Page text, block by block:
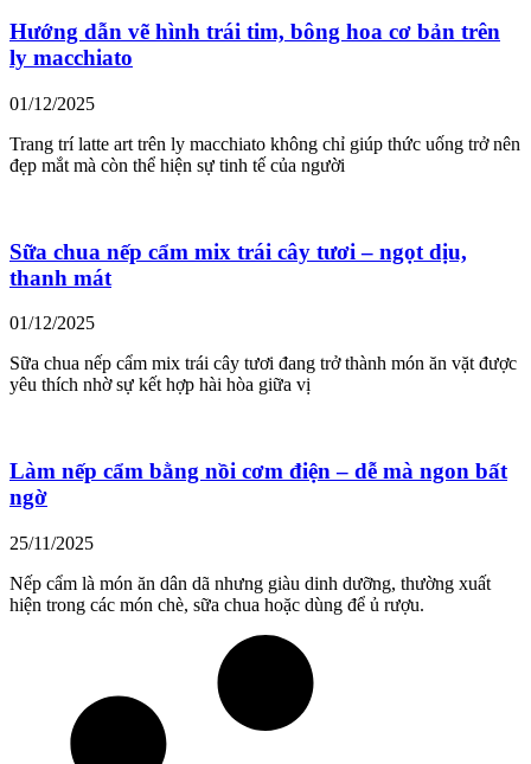
Hướng dẫn vẽ hình trái tim, bông hoa cơ bản trên
ly macchiato
01/12/2025
Trang trí latte art trên ly macchiato không chỉ giúp thức uống trở nên
đẹp mắt mà còn thể hiện sự tinh tế của người
Sữa chua nếp cẩm mix trái cây tươi – ngọt dịu,
thanh mát
01/12/2025
Sữa chua nếp cẩm mix trái cây tươi đang trở thành món ăn vặt được
yêu thích nhờ sự kết hợp hài hòa giữa vị
Làm nếp cẩm bằng nồi cơm điện – dễ mà ngon bất
ngờ
25/11/2025
Nếp cẩm là món ăn dân dã nhưng giàu dinh dưỡng, thường xuất
hiện trong các món chè, sữa chua hoặc dùng để ủ rượu.